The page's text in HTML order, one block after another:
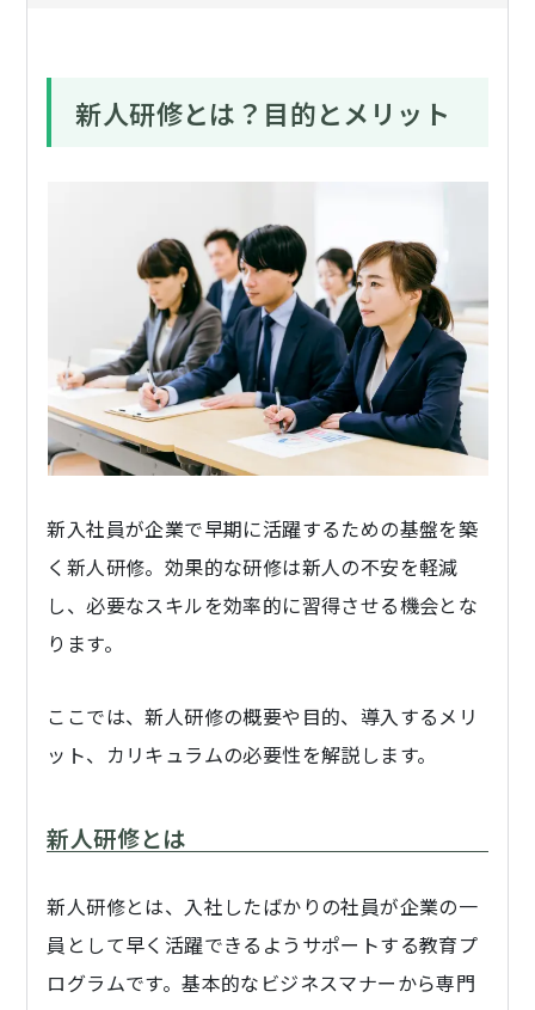
新人研修とは？目的とメリット
新入社員が企業で早期に活躍するための基盤を築
く新人研修。効果的な研修は新人の不安を軽減
し、必要なスキルを効率的に習得させる機会とな
ります。
ここでは、新人研修の概要や目的、導入するメリ
ット、カリキュラムの必要性を解説します。
新人研修とは
新人研修とは、入社したばかりの社員が企業の一
員として早く活躍できるようサポートする教育プ
ログラムです。基本的なビジネスマナーから専門